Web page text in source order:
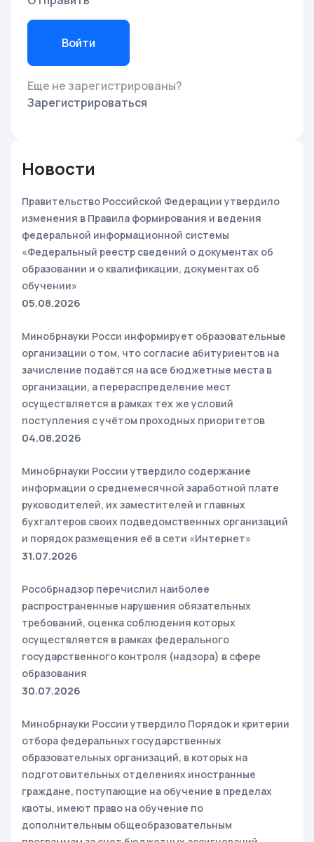
Войти
Еще не зарегистрированы?
Зарегистрироваться
Новости
Правительство Российской Федерации утвердило
изменения в Правила формирования и ведения
федеральной информационной системы
«Федеральный реестр сведений о документах об
образовании и о квалификации, документах об
обучении»
05.08.2026
Минобрнауки Росси информирует образовательные
организации о том, что согласие абитуриентов на
зачисление подаётся на все бюджетные места в
организации, а перераспределение мест
осуществляется в рамках тех же условий
поступления с учётом проходных приоритетов
04.08.2026
Минобрнауки России утвердило содержание
информации о среднемесячной заработной плате
руководителей, их заместителей и главных
бухгалтеров своих подведомственных организаций
и порядок размещения её в сети «Интернет»
31.07.2026
Рособрнадзор перечислил наиболее
распространенные нарушения обязательных
требований, оценка соблюдения которых
осуществляется в рамках федерального
государственного контроля (надзора) в сфере
образования
30.07.2026
Минобрнауки России утвердило Порядок и критерии
отбора федеральных государственных
образовательных организаций, в которых на
подготовительных отделениях иностранные
граждане, поступающие на обучение в пределах
квоты, имеют право на обучение по
дополнительным общеобразовательным